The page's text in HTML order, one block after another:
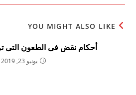
YOU MIGHT ALSO LIKE
أحكام نقض فى الطعون التى
يونيو 23, 2019